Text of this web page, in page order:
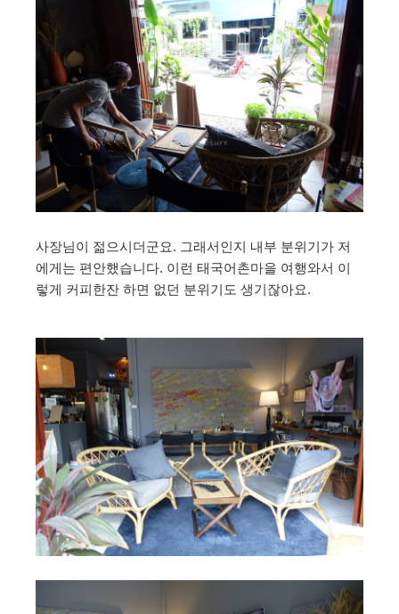
사장님이 젊으시더군요. 그래서인지 내부 분위기가 저
에게는 편안했습니다. 이런 태국어촌마을 여행와서 이
렇게 커피한잔 하면 없던 분위기도 생기잖아요.